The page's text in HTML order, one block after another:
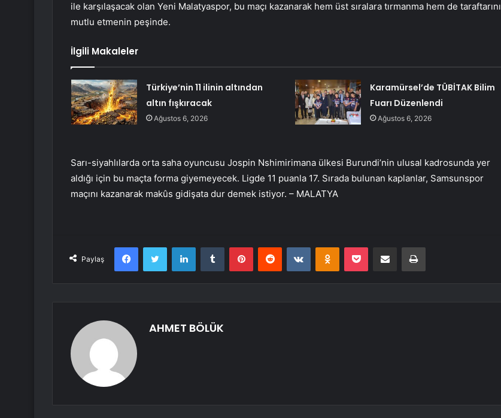
ile karşılaşacak olan Yeni Malatyaspor, bu maçı kazanarak hem üst sıralara tırmanma hem de taraftarını
mutlu etmenin peşinde.
İlgili Makaleler
Türkiye’nin 11 ilinin altından
altın fışkıracak
Ağustos 6, 2026
Karamürsel’de TÜBİTAK Bilim
Fuarı Düzenlendi
Ağustos 6, 2026
Sarı-siyahlılarda orta saha oyuncusu Jospin Nshimirimana ülkesi Burundi’nin ulusal kadrosunda yer
aldığı için bu maçta forma giyemeyecek. Ligde 11 puanla 17. Sırada bulunan kaplanlar, Samsunspor
maçını kazanarak makûs gidişata dur demek istiyor. – MALATYA
Paylaş
FacebookTwitter LinkedInTumblr PinterestReddit VKontakteOdnoklassniki
Pocket E-Posta ile paylaş Yazdır
AHMET BÖLÜK